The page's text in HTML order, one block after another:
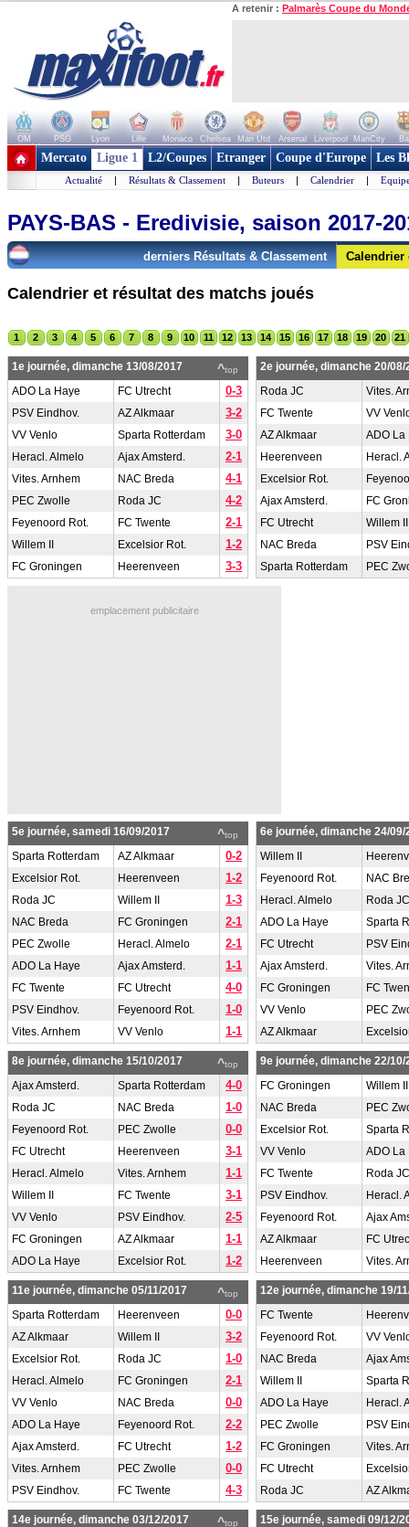
A retenir : Palmarès Coupe du
OM PSG Lyon Lille Monaco Chelsea Man Utd Arsenal Liverpool ManCity
+ de clubs
Mercato Ligue 1 L2/Coupes Etranger Coupe d'Europe Les
Actualité | Résultats & Classement | Buteurs | Calendrier |
PAYS-BAS - Eredivisie, saison 2017-
derniers Résultats & Classement Calendrier
Calendrier et résultat des matchs joués
1 2 3 4 5 6 7 8 9 10 11 12 13 14 15 16 17 18 19 20 21
^top
1e journée, dimanche 13/08/2017
ADO La Haye
FC Utrecht 0-3
PSV Eindhov. AZ Alkmaar 3-2
VV Venlo Sparta Rotterdam 3-0
Heracl. Almelo Ajax Amsterd. 2-1
Vites. Arnhem NAC Breda 4-1
PEC Zwolle Roda JC 4-2
Feyenoord Rot. FC Twente 2-1
Willem II Excelsior Rot. 1-2
FC Groningen Heerenveen 3-3
2e journée, dimanche 20/08/
Roda JC
Vites.
FC Twente
VV
AZ Alkmaar
ADO La
Heerenveen
Heracl.
Excelsior Rot.
Ajax Amsterd.
FC
FC Utrecht
Willem II
NAC Breda
PSV
Sparta Rotterdam
PEC
emplacement publicitaire
^top
5e journée, samedi 16/09/2017
Sparta Rotterdam
AZ Alkmaar 0-2
Excelsior Rot. Heerenveen 1-2
Roda JC Willem II 1-3
NAC Breda FC Groningen 2-1
PEC Zwolle Heracl. Almelo 2-1
ADO La Haye Ajax Amsterd. 1-1
FC Twente FC Utrecht 4-0
PSV Eindhov. Feyenoord Rot. 1-0
Vites. Arnhem VV Venlo 1-1
6e journée, dimanche 24/09/
Willem II
Feyenoord Rot.
NAC
Heracl. Almelo
Roda JC
ADO La Haye
Sparta
FC Utrecht
PSV
Ajax Amsterd.
Vites.
FC Groningen
FC
VV Venlo
PEC
AZ Alkmaar
^top
8e journée, dimanche 15/10/2017
Ajax Amsterd.
Sparta Rotterdam 4-0
Roda JC NAC Breda 1-0
Feyenoord Rot. PEC Zwolle 0-0
FC Utrecht Heerenveen 3-1
Heracl. Almelo Vites. Arnhem 1-1
Willem II FC Twente 3-1
VV Venlo PSV Eindhov. 2-5
FC Groningen AZ Alkmaar 1-1
ADO La Haye Excelsior Rot. 1-2
9e journée, dimanche 22/10/
FC Groningen
Willem II
NAC Breda
PEC
Excelsior Rot.
Sparta
VV Venlo
ADO La
FC Twente
Roda JC
PSV Eindhov.
Heracl.
Feyenoord Rot.
Ajax
AZ Alkmaar
FC
Heerenveen
Vites.
^top
11e journée, dimanche 05/11/2017
Sparta Rotterdam
Heerenveen 0-0
AZ Alkmaar Willem II 3-2
Excelsior Rot. Roda JC 1-0
Heracl. Almelo FC Groningen 2-1
VV Venlo NAC Breda 0-0
ADO La Haye Feyenoord Rot. 2-2
Ajax Amsterd. FC Utrecht 1-2
Vites. Arnhem PEC Zwolle 0-0
PSV Eindhov. FC Twente 4-3
12e journée, dimanche 19/
FC Twente
Feyenoord Rot.
VV
NAC Breda
Ajax
Willem II
Sparta
ADO La Haye
Heracl.
PEC Zwolle
PSV
FC Groningen
Vites.
FC Utrecht
Roda JC
AZ
^top
14e journée, dimanche 03/12/2017
15e journée, samedi 09/12/